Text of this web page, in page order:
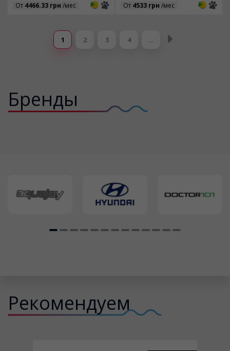
От 4466.33 грн /мес 3 3 От 4533 грн /мес 3 3
1 2 3 4 …
Бренды
Рекомендуем